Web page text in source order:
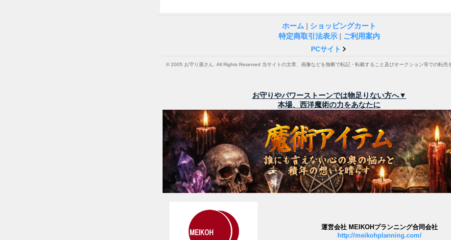
ホーム | ショッピングカート
特定商取引法表示 | ご利用案内
PCサイト
© 2005 お守り屋さん. All Rights Reserved 当サイトの文章、画像などを無断で転記・転載すること及びオークション等での転売
お守りやパワーストーンでは物足りない方へ▼
本場、西洋魔術の力をあなたに
運営会社 MEIKOHプランニング合同会社
http://meikohplanning.com/